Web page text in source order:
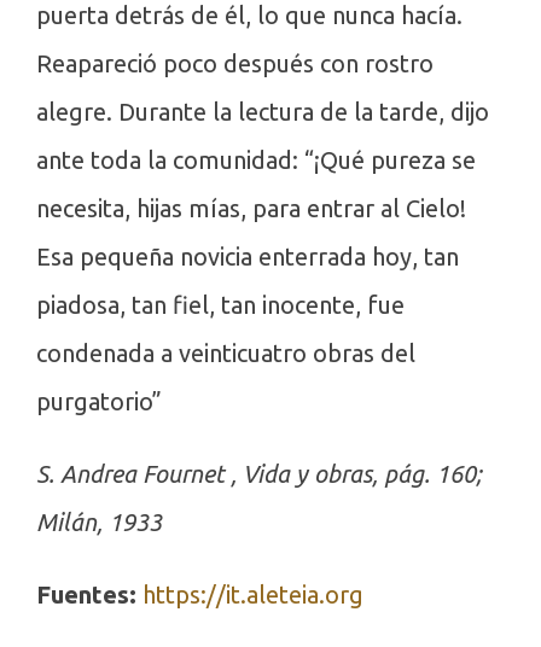
puerta detrás de él, lo que nunca hacía.
Reapareció poco después con rostro
alegre. Durante la lectura de la tarde, dijo
ante toda la comunidad: “¡Qué pureza se
necesita, hijas mías, para entrar al Cielo!
Esa pequeña novicia enterrada hoy, tan
piadosa, tan fiel, tan inocente, fue
condenada a veinticuatro obras del
purgatorio”
S. Andrea Fournet , Vida y obras, pág. 160;
Milán, 1933
Fuentes: https://it.aleteia.org